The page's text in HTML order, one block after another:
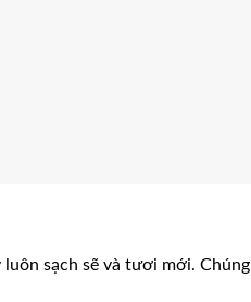
sạch sẽ và tươi mới.